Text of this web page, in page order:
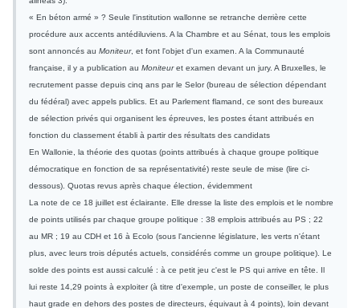
« En béton armé » ? Seule l'institution wallonne se retranche derrière cette
procédure aux accents antédiluviens. A la Chambre et au Sénat, tous les emplois
sont annoncés au Moniteur, et font l'objet d'un examen. A la Communauté
française, il y a publication au Moniteuret examen devant un jury. A Bruxelles, le
recrutement passe depuis cinq ans par le Selor (bureau de sélection dépendant
du fédéral) avec appels publics. Et au Parlement flamand, ce sont des bureaux
de sélection privés qui organisent les épreuves, les postes étant attribués en
fonction du classement établi à partir des résultats des candidats
En Wallonie, la théorie des quotas (points attribués à chaque groupe politique
démocratique en fonction de sa représentativité) reste seule de mise (lire ci-
dessous). Quotas revus après chaque élection, évidemment
La note de ce 18 juillet est éclairante. Elle dresse la liste des emplois et le nombre
de points utilisés par chaque groupe politique : 38 emplois attribués au PS ; 22
au MR ; 19 au CDH et 16 à Ecolo (sous l'ancienne législature, les verts n'étant
plus, avec leurs trois députés actuels, considérés comme un groupe politique). Le
solde des points est aussi calculé : à ce petit jeu c'est le PS qui arrive en tête. Il
lui reste 14,29 points à exploiter (à titre d'exemple, un poste de conseiller, le plus
haut grade en dehors des postes de directeurs, équivaut à 4 points), loin devant